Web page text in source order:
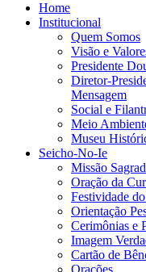
Home
Institucional
Quem Somos
Visão e
Presidente
Diretor-
Mensagem
Social e
Meio
Museu
Seicho-No-Ie
Missão
Oração da
Festividade
Orientação
Cerimônias e
Imagem
Cartão de